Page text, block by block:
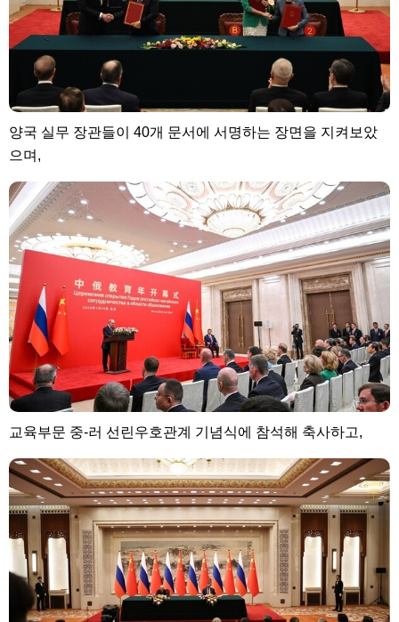
양국 실무 장관들이 40개 문서에 서명하는 장면을 지켜보았
으며,
교육부문 중-러 선린우호관계 기념식에 참석해 축사하고,